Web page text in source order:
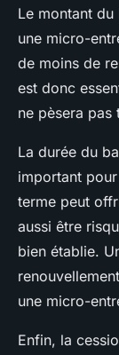
Le montant
une micro-
de moins de
est donc
ne pèsera
La durée du
important
terme peut
aussi être
bien établie.
une micro-
Enfin, la